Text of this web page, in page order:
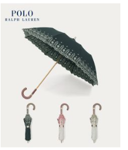
ル
WOME
N